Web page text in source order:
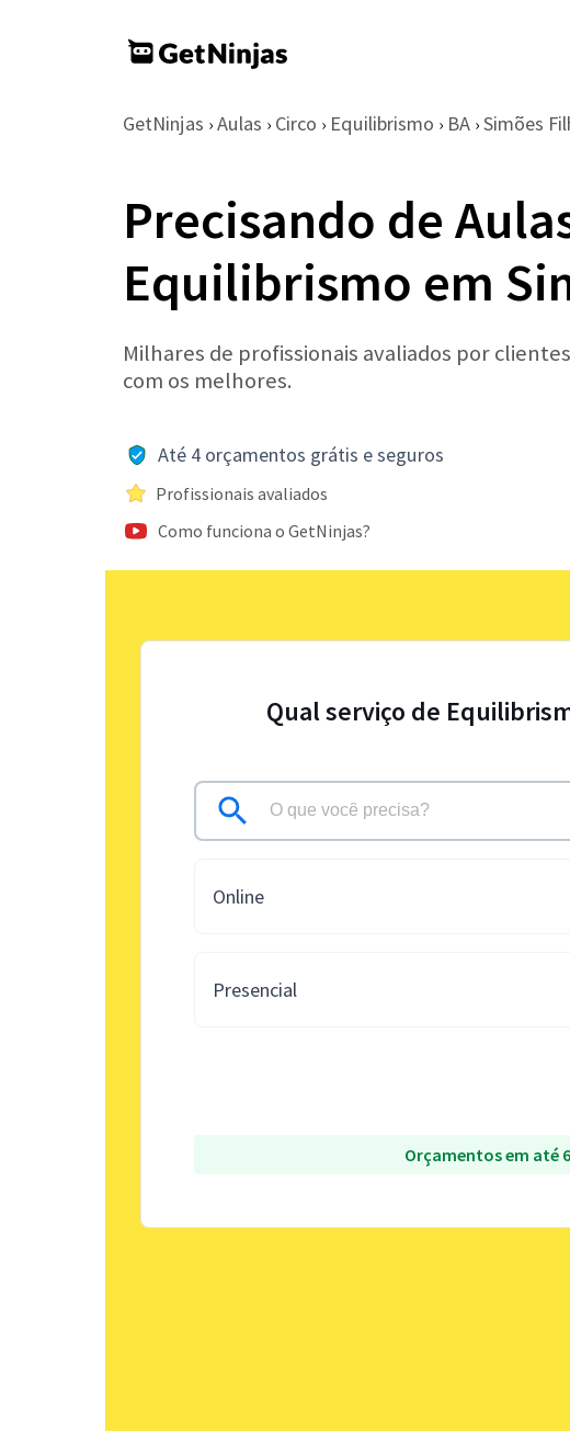
GetNinjas › Aulas › Circo › Equilibrismo › BA › Simões
Precisando de
Equilibrismo em
Milhares de profissionais avaliados por
com os melhores.
Até 4 orçamentos grátis e seguros
Profissionais avaliados
Como funciona o GetNinjas?
Qual serviço de
Online
Presencial
Orçamentos em até